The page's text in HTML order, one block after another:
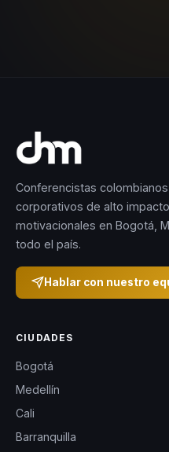
Conferencistas
corporativos de alto
motivacionales en Bogotá,
todo el país.
Hablar con nuestro
CIUDADES
Bogotá
Medellín
Cali
Barranquilla